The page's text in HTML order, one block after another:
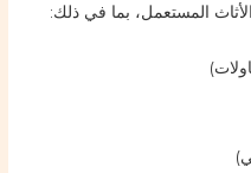
المستعمل، بما في ذلك: